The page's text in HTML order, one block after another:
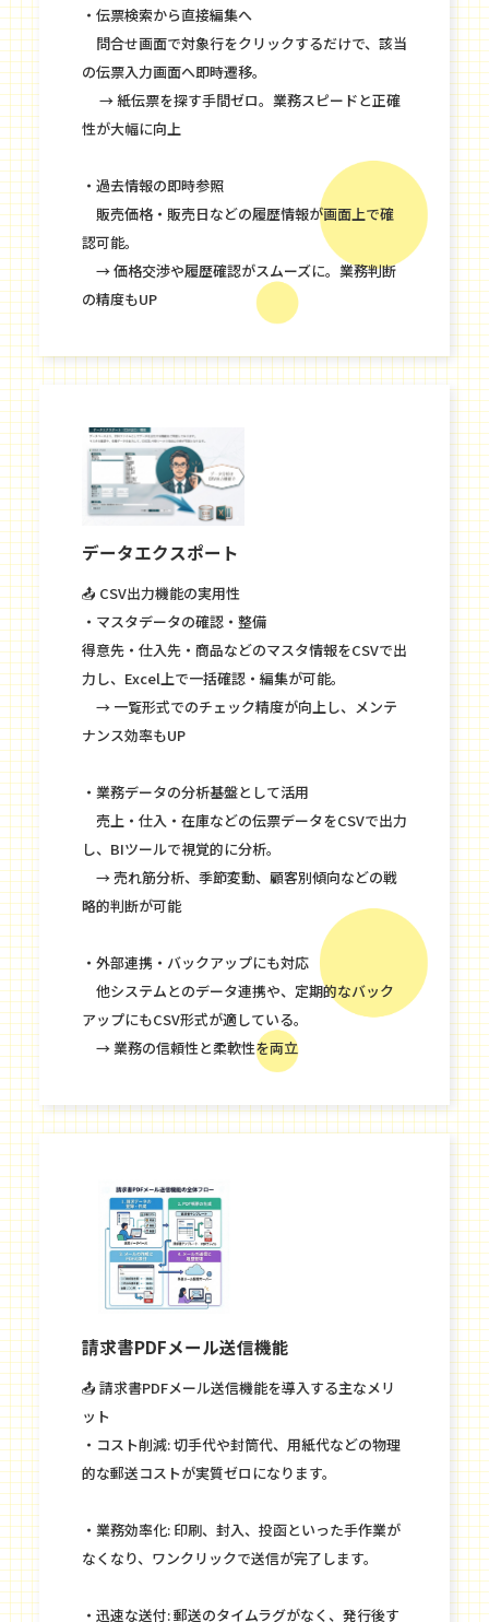
・伝票検索から直接編集へ
問合せ画面で対象行をクリックするだけで、該当
の伝票入力画面へ即時遷移。
→ 紙伝票を探す手間ゼロ。業務スピードと正確
性が大幅に向上
・過去情報の即時参照
販売価格・販売日などの履歴情報が画面上で確
認可能。
→ 価格交渉や履歴確認がスムーズに。業務判断
の精度もUP
データエクスポート
📤 CSV出力機能の実用性
・マスタデータの確認・整備
得意先・仕入先・商品などのマスタ情報をCSVで出
力し、Excel上で一括確認・編集が可能。
→ 一覧形式でのチェック精度が向上し、メンテ
ナンス効率もUP
・業務データの分析基盤として活用
売上・仕入・在庫などの伝票データをCSVで出力
し、BIツールで視覚的に分析。
→ 売れ筋分析、季節変動、顧客別傾向などの戦
略的判断が可能
・外部連携・バックアップにも対応
他システムとのデータ連携や、定期的なバック
アップにもCSV形式が適している。
→ 業務の信頼性と柔軟性を両立
請求書PDFメール送信機能
📤 請求書PDFメール送信機能を導入する主なメリ
ット
・コスト削減: 切手代や封筒代、用紙代などの物理
的な郵送コストが実質ゼロになります。
・業務効率化: 印刷、封入、投函といった手作業が
なくなり、ワンクリックで送信が完了します。
・迅速な送付: 郵送のタイムラグがなく、発行後す